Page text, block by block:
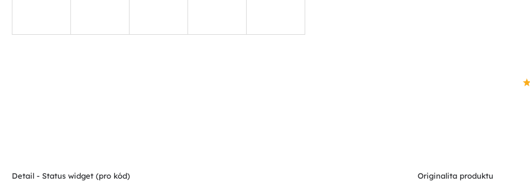
Detail - Status widget (pro kód) Originalita produktu